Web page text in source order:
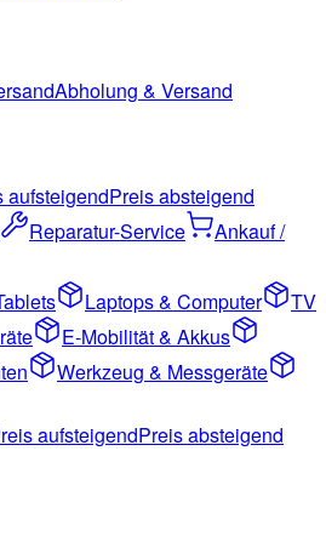
Abholung & Versand
aufsteigendPreis absteigend
Reparatur-Service
Ankauf /
Laptops & Computer
TV
E-Mobilität & Akkus
Werkzeug & Messgeräte
aufsteigendPreis absteigend